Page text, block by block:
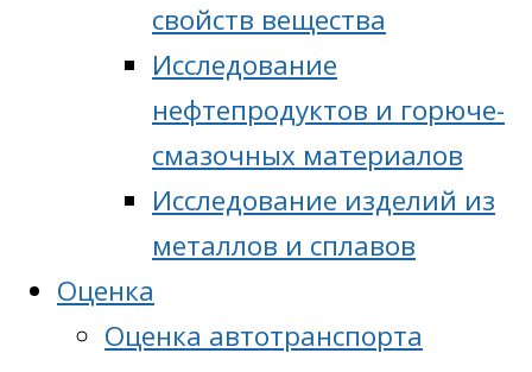
свойств вещества
Исследование
нефтепродуктов и горюче-
смазочных материалов
Исследование изделий из
металлов и сплавов
Оценка
Оценка автотранспорта